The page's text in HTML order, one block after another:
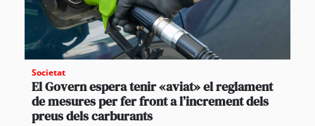
Societat
El Govern espera tenir «aviat» el reglament
de mesures per fer front a l’increment dels
preus dels carburants